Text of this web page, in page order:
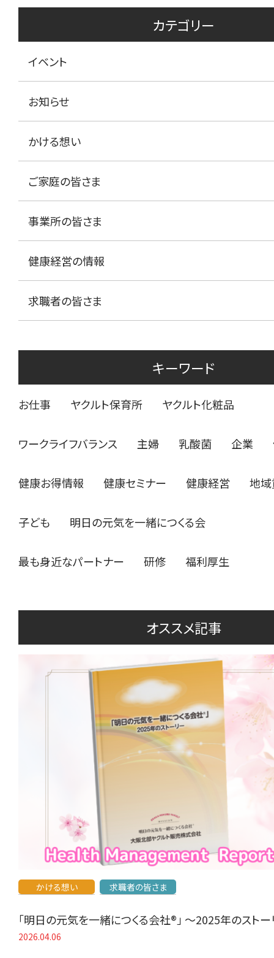
カテゴリー
イベント
お知らせ
かける想い
ご家庭の皆さま
事業所の皆さま
健康経営の情報
求職者の皆さま
キーワード
お仕事 ヤクルト保育所 ヤクルト化粧品
ワークライフバランス 主婦 乳酸菌 企業
健康お得情報 健康セミナー 健康経営 地
子ども 明日の元気を一緒につくる会
最も身近なパートナー 研修 福利厚生
オススメ記事
かける想い 求職者の皆さま
「明日の元気を一緒につくる会社®」 〜2025年のスト
2026.04.06